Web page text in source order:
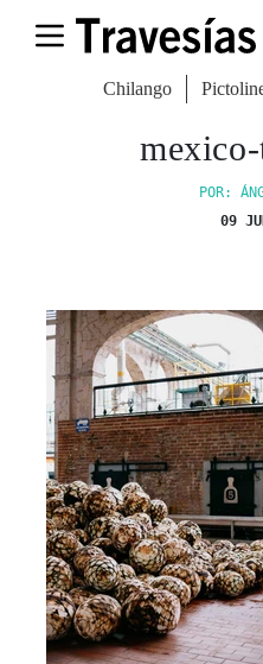
Chilango
POR:
09